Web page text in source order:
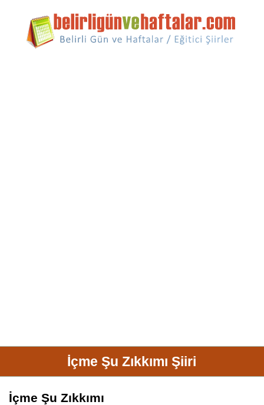
İçme Şu Zıkkımı Şiiri
İçme Şu Zıkkımı